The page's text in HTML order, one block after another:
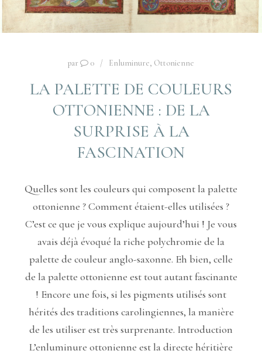
par 0 Enluminure, Ottonienne
LA PALETTE DE COULEURS
OTTONIENNE : DE LA
SURPRISE À LA
FASCINATION
Quelles sont les couleurs qui composent la palette
ottonienne ? Comment étaient-elles utilisées ?
C’est ce que je vous explique aujourd’hui ! Je vous
avais déjà évoqué la riche polychromie de la
palette de couleur anglo-saxonne. Eh bien, celle
de la palette ottonienne est tout autant fascinante
! Encore une fois, si les pigments utilisés sont
hérités des traditions carolingiennes, la manière
de les utiliser est très surprenante. Introduction
L’enluminure ottonienne est la directe héritière